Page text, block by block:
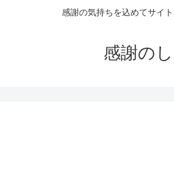
感謝の気持ちを込めてサイ
感謝の